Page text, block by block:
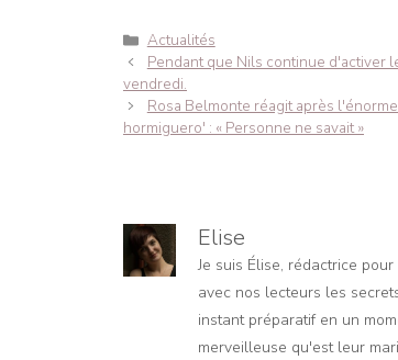
Catégories
Actualités
Navigation
des
articles
Pendant que Nils continue d'activer
vendredi.
Rosa Belmonte réagit après
hormiguero' : « Personne ne savait »
Elise
Je suis Élise, rédactrice
avec nos lecteurs les
instant préparatif en un
merveilleuse qu'est leur